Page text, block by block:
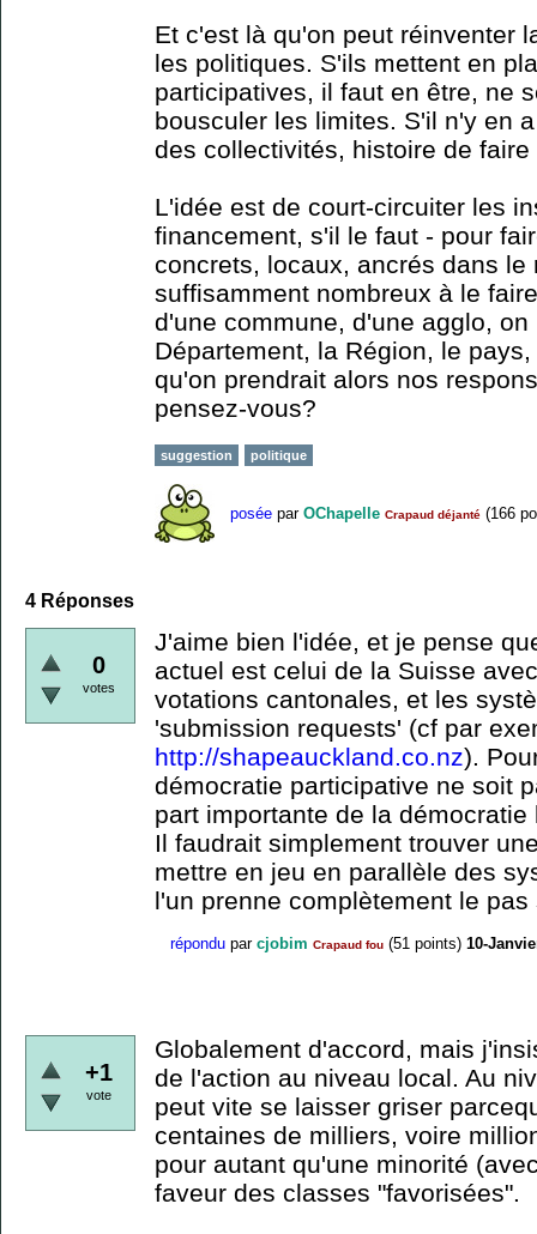
Et c'est là qu'on peut réinventer
les politiques. S'ils mettent en
participatives, il faut en être, ne
bousculer les limites. S'il n'y en
des collectivités, histoire de
L'idée est de court-circuiter les
financement, s'il le faut - pour
concrets, locaux, ancrés dans le
suffisamment nombreux à le
d'une commune, d'une agglo,
Département, la Région, le
qu'on prendrait alors nos
pensez-vous?
suggestion politique
posée par OChapelle Crapaud déjanté (166
4 Réponses
0
votes
J'aime bien l'idée, et je pense
actuel est celui de la Suisse
votations cantonales, et les
'submission requests' (cf par
http://shapeauckland.co.nz).
démocratie participative ne soit
part importante de la
Il faudrait simplement trouver
mettre en jeu en parallèle des
l'un prenne complètement le pas
répondu par cjobim Crapaud fou (51 points) 10-
+1
vote
Globalement d'accord, mais
de l'action au niveau local. Au
peut vite se laisser griser
centaines de milliers, voire
pour autant qu'une minorité
faveur des classes "favorisées".